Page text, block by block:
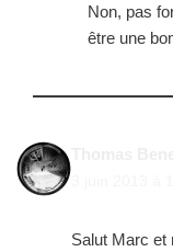
Non, pas
être une
Salut Marc et